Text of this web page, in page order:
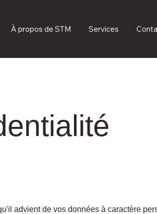
À propos de STM Services
advient de vos données à caractère